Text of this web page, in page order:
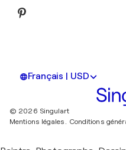
Français | USD
© 2026 Singulart
Mentions légales. Conditions